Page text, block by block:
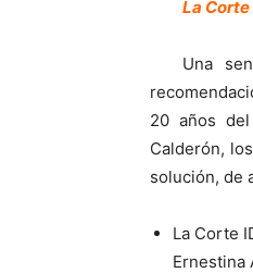
La
Una
20 años
Calderón,
solución, de
La Corte
Ernestina